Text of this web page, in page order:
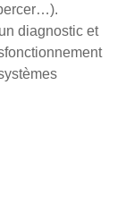
diagnostic et